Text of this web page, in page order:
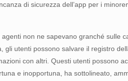
di sicurezza dell’app per i
non ne sapevano granché sulle
utenti possono salvare il registro
con altri. Questi utenti possono
e inopportuna, ha sottolineato,